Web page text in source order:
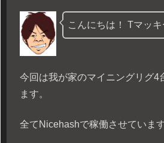
こんにちは！ Tマッキ
今回は我が家のマイニングリグ4
ます。
全てNicehashで稼働させています